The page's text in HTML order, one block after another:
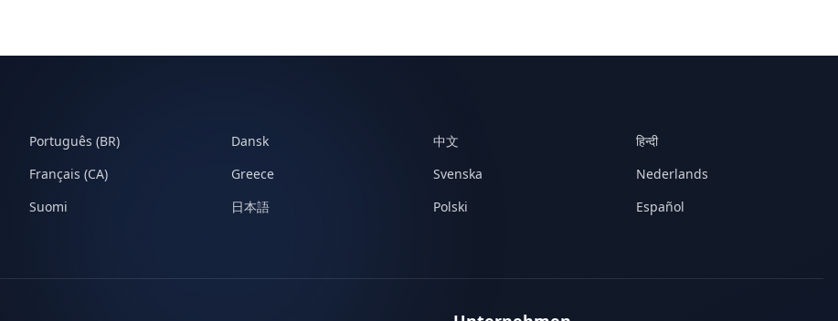
Português (BR) Dansk 中文
हिन्दी
Français (CA) Greece Svenska
Nederlands
Suomi 日本語 Polski
Español